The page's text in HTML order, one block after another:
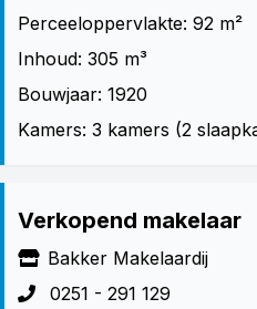
Perceeloppervlakte: 92 m²
Inhoud: 305 m³
Bouwjaar: 1920
Kamers: 3 kamers (2
Verkopend makelaar
Bakker Makelaardij
0251 - 291 129